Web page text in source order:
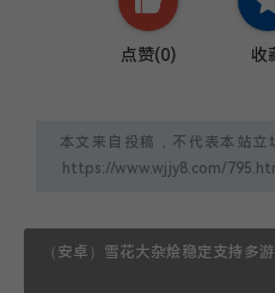
点赞(0) 收
本文来自投稿，不代表本站立
（安卓）雪花大杂烩稳定支持多